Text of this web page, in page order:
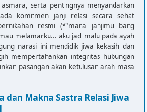
asmara, serta pentingnya menyandarkan
komitmen janji relasi secara sehat
resmi (*"mana janjimu bang
melamarku... aku jadi malu pada ayah
narasi ini mendidik jiwa kekasih dan
mempertahankan integritas hubungan
pasangan akan ketulusan arah masa
dan Makna Sastra Relasi Jiwa